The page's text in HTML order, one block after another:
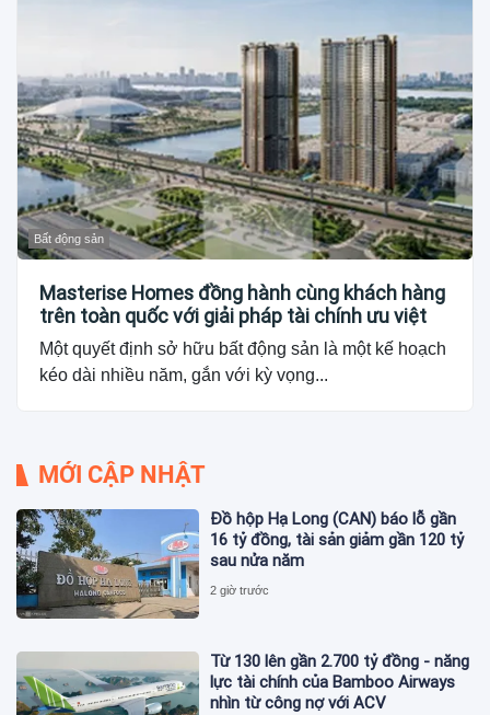
Bất động sản
Masterise Homes đồng hành cùng khách hàng
trên toàn quốc với giải pháp tài chính ưu việt
Một quyết định sở hữu bất động sản là một kế hoạch
kéo dài nhiều năm, gắn với kỳ vọng...
MỚI CẬP NHẬT
Đồ hộp Hạ Long (CAN) báo lỗ gần
16 tỷ đồng, tài sản giảm gần 120 tỷ
sau nửa năm
2 giờ trước
Từ 130 lên gần 2.700 tỷ đồng - năng
lực tài chính của Bamboo Airways
nhìn từ công nợ với ACV